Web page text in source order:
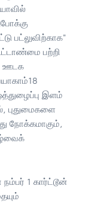
பட்லுவிற்காக"
பற்றி
ஊடக
இளம்
புதுமைகளை
நோக்கமாகும்,
1 கார்ட்டூன்